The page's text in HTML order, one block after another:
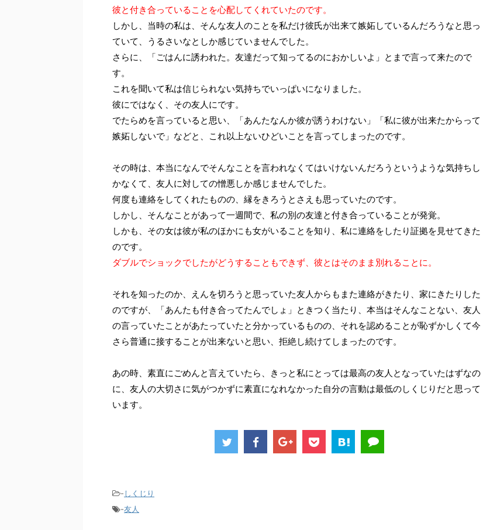
彼と付き合っていることを心配してくれていたのです。
しかし、当時の私は、そんな友人のことを私だけ彼氏が出来て嫉妬しているんだろうなと思っ
ていて、うるさいなとしか感じていませんでした。
さらに、「ごはんに誘われた。友達だって知ってるのにおかしいよ」とまで言って来たので
す。
これを聞いて私は信じられない気持ちでいっぱいになりました。
彼にではなく、その友人にです。
でたらめを言っていると思い、「あんたなんか彼が誘うわけない」「私に彼が出来たからって
嫉妬しないで」などと、これ以上ないひどいことを言ってしまったのです。
その時は、本当になんでそんなことを言われなくてはいけないんだろうというような気持ちし
かなくて、友人に対しての憎悪しか感じませんでした。
何度も連絡をしてくれたものの、縁をきろうとさえも思っていたのです。
しかし、そんなことがあって一週間で、私の別の友達と付き合っていることが発覚。
しかも、その女は彼が私のほかにも女がいることを知り、私に連絡をしたり証拠を見せてきた
のです。
ダブルでショックでしたがどうすることもできず、彼とはそのまま別れることに。
それを知ったのか、えんを切ろうと思っていた友人からもまた連絡がきたり、家にきたりした
のですが、「あんたも付き合ってたんでしょ」ときつく当たり、本当はそんなことない、友人
の言っていたことがあたっていたと分かっているものの、それを認めることが恥ずかしくて今
さら普通に接することが出来ないと思い、拒絶し続けてしまったのです。
あの時、素直にごめんと言えていたら、きっと私にとっては最高の友人となっていたはずなの
に、友人の大切さに気がつかずに素直になれなかった自分の言動は最低のしくじりだと思って
います。
-しくじり
-友人